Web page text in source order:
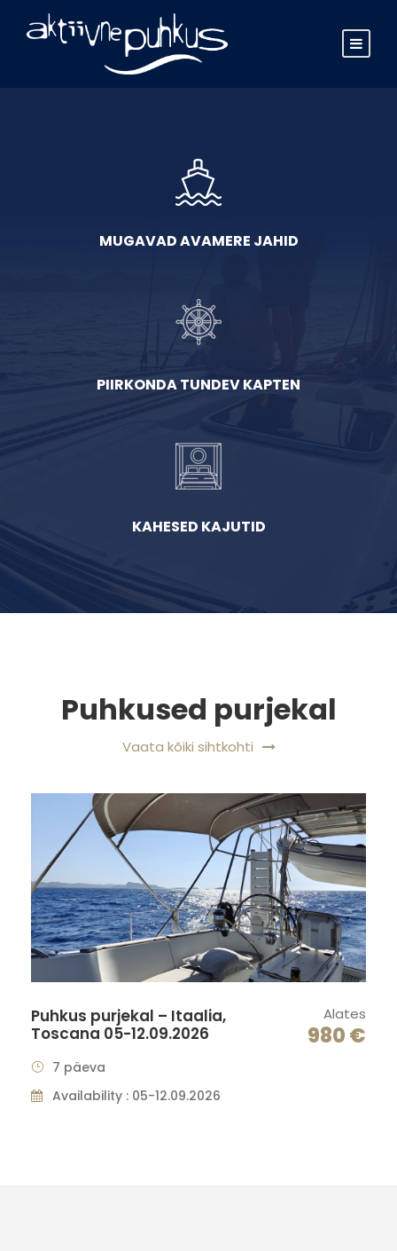
MUGAVAD AVAMERE JAHID
PIIRKONDA TUNDEV KAPTEN
KAHESED KAJUTID
Puhkused purjekal
Vaata kõiki sihtkohti
Puhkus purjekal – Itaalia,
Toscana 05-12.09.2026
Alates
980 €
7 päeva
Availability : 05-12.09.2026